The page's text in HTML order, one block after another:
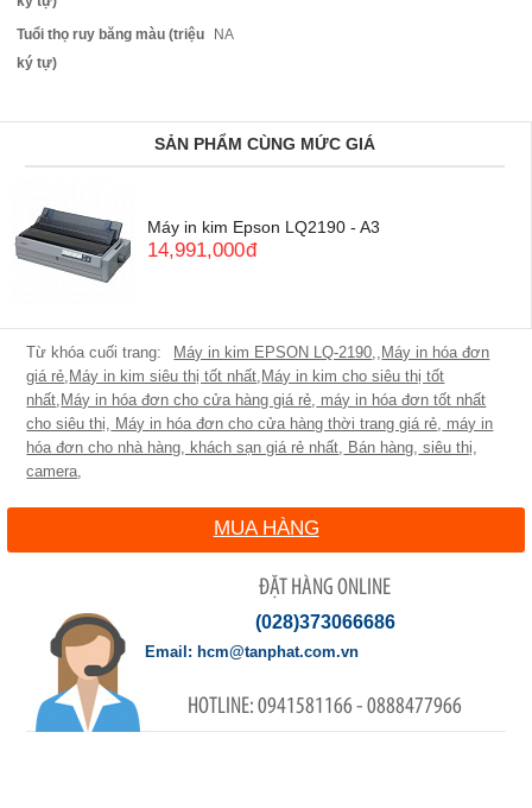
Tuổi thọ ruy băng màu (triệu
ký tự)
NA
SẢN PHẨM CÙNG MỨC GIÁ
Máy in kim Epson LQ2190 - A3
14,991,000đ
Máy in kim EPSON LQ-2190,, Máy in hóa đơn
giá rẻ, Máy in kim siêu thị tốt nhất, Máy in kim cho siêu thị tốt
nhất, Máy in hóa đơn cho cửa hàng giá rẻ, máy in hóa đơn tốt nhất
cho siêu thị, Máy in hóa đơn cho cửa hàng thời trang giá rẻ, máy in
hóa đơn cho nhà hàng, khách sạn giá rẻ nhất, Bán hàng, siêu thị,
camera,
MUA HÀNG
ĐẶT HÀNG ONLINE
(028)373066686
0941581166 - 0888477966
hcm@tanphat.com.vn